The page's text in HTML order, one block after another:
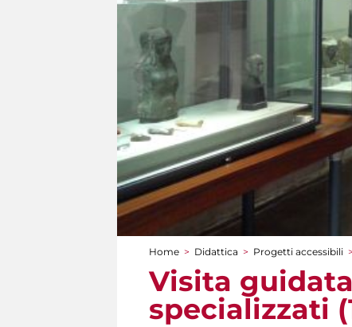
Tu sei qui
Home > Didattica > Progetti accessibili >
Visita
specializzati